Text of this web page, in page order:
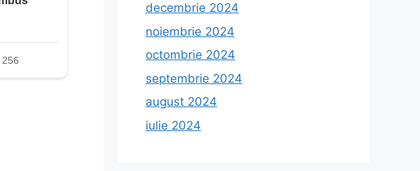
decembrie 2024
noiembrie 2024
octombrie 2024
septembrie 2024
august 2024
iulie 2024